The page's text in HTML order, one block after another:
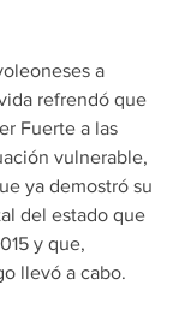
a
refrendó que
Fuerte a las
vulnerable,
ya demostró su
del estado que
y que,
llevó a cabo.